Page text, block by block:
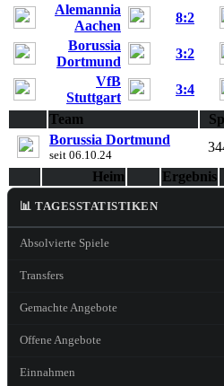
Alemannia
Aachen
8:2
Borussia
Dortmund
3:2
VfB
Stuttgart
3:4
Team
Borussia Dortmund
seit 06.10.24
Heim
Ergebnis
📊 TAGESSTATISTIKEN
Absolvierte Spiele
Transfers
Gemachte Angebote
Offene Angebote
Einnahmen